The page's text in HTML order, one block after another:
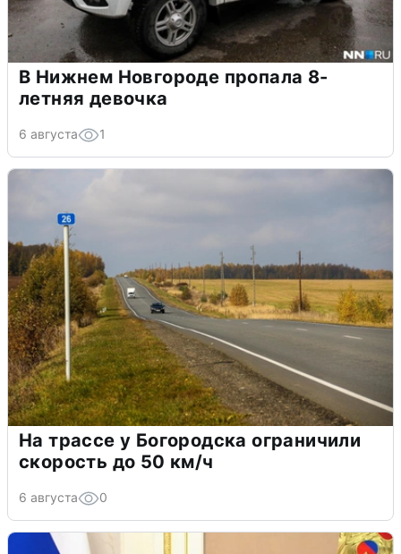
В Нижнем Новгороде пропала 8-
летняя девочка
6 августа 1
На трассе у Богородска ограничили
скорость до 50 км/ч
6 августа 0